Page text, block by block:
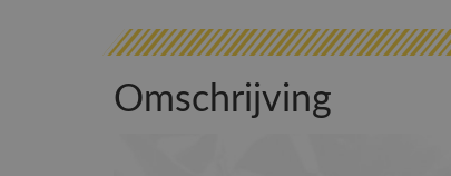
Omschrijving